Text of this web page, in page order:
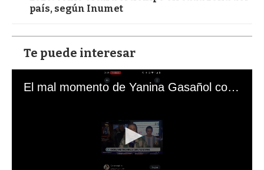
país, según Inumet
Te puede interesar
El mal momento de Yanina Gasañol con un hincha argentino en "Subrayado"